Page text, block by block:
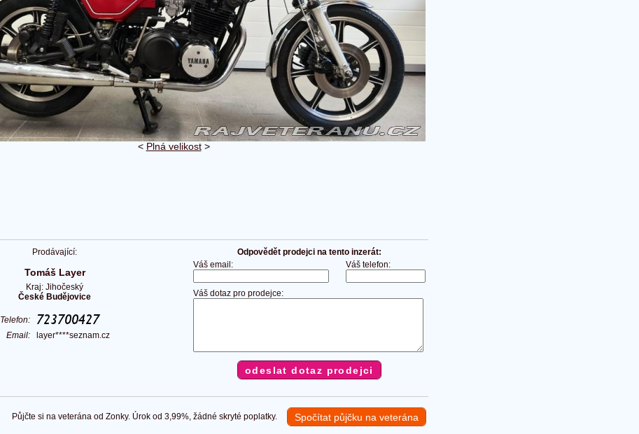
< Plná velikost>
Prodávající:
Tomáš Layer
Kraj: Jihočeský
České Budějovice
Telefon:
Email:
layer****seznam.cz
Odpovědět prodejci na tento inzerát:
Váš email:
Váš telefon:
Váš dotaz pro prodejce:
Půjčte si na veterána od Zonky. Úrok od 3,99%, žádné skryté poplatky. Spočítat půjčku na veterána